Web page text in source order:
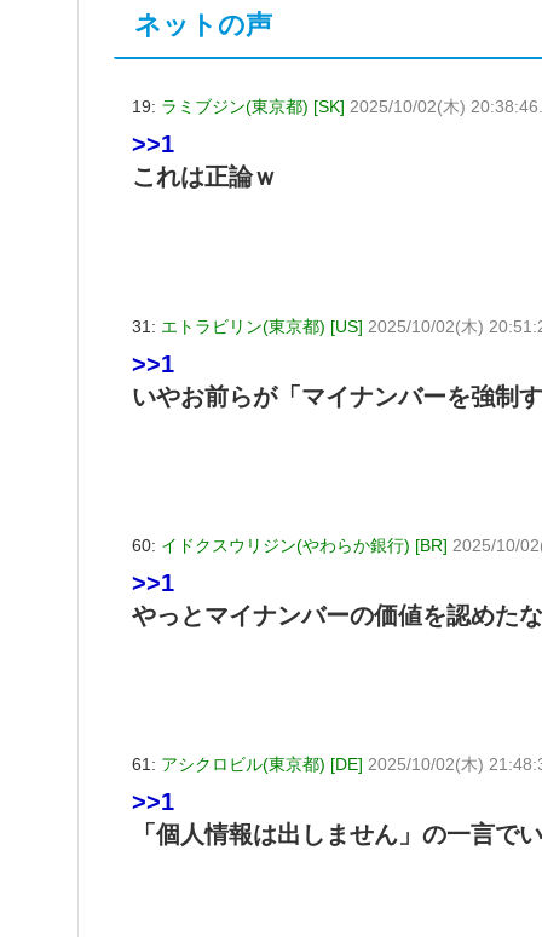
ネットの声
19: ラミブジン(東京都) [SK] 2025/10/02(木)
>>1
これは正論ｗ
31: エトラビリン(東京都) [US] 2025/10/02(木)
>>1
いやお前らが「マイナンバーを強制
60: イドクスウリジン(やわらか銀行) [BR] 2025/10/
>>1
やっとマイナンバーの価値を認めたな
61: アシクロビル(東京都) [DE] 2025/10/02(木)
>>1
「個人情報は出しません」の一言で